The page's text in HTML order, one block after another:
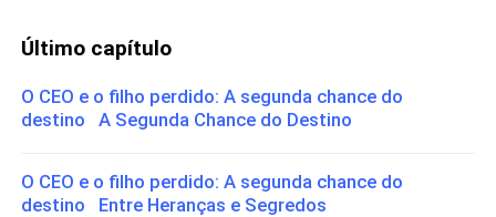
Último capítulo
O CEO e o filho perdido: A segunda chance do
destino A Segunda Chance do Destino
O CEO e o filho perdido: A segunda chance do
destino Entre Heranças e Segredos